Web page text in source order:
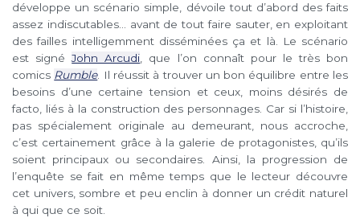
développe un scénario simple, dévoile tout d’abord des faits
assez indiscutables… avant de tout faire sauter, en exploitant
des failles intelligemment disséminées ça et là. Le scénario
est signéJohn Arcudi, que l’on connaît pour le très bon
comics Rumble. Il réussit à trouver un bon équilibre entre les
besoins d’une certaine tension et ceux, moins désirés de
facto, liés à la construction des personnages. Car si l’histoire,
pas spécialement originale au demeurant, nous accroche,
c’est certainement grâce à la galerie de protagonistes, qu’ils
soient principaux ou secondaires. Ainsi, la progression de
l’enquête se fait en même temps que le lecteur découvre
cet univers, sombre et peu enclin à donner un crédit naturel
à qui que ce soit.